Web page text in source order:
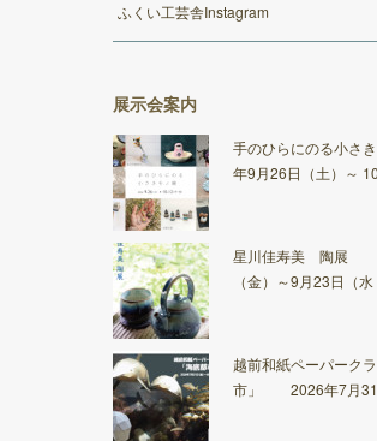
ふくい工芸舎Instagram
展示会案内
手のひらにのる小さ
年9月26日（土）～
星川佳寿美 陶展
（金）～9月23日（水
越前和紙ペーパーク
市」 2026年7月31